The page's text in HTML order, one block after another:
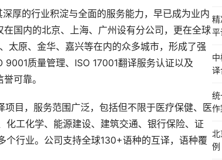
的行业积淀与全面的服务能力，早已成为业内
国内的北京、上海、广州设有分公司，更在全球
太原、金华、嘉兴等在内的众多城市，形成了强
质量管理、ISO 17001翻译服务认证以及
可靠。
目，服务范围广泛，包括但不限于医疗保健、医
工化学、能源建设、建筑交通、银行保险、证
个行业。公司支持全球130+语种的互译，语种覆
精
平
译
统
作
例